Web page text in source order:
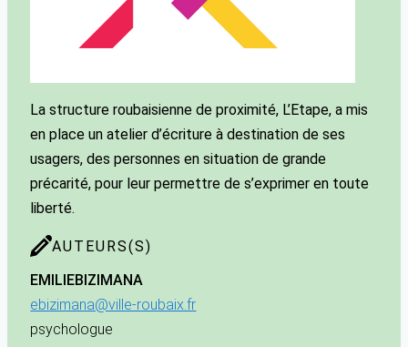
La structure roubaisienne de proximité, L’Etape, a mis
en place un atelier d’écriture à destination de ses
usagers, des personnes en situation de grande
précarité, pour leur permettre de s’exprimer en toute
liberté.
AUTEURS(S)
EMILIEBIZIMANA
ebizimana@ville-roubaix.fr
psychologue